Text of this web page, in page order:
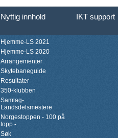
Nyttig innhold IKT support
Hjemme-LS 2021
Hjemme-LS 2020
Arrangementer
Skytebaneguide
Resultater
350-klubben
Samlag-
Landsdelsmestere
Norgestoppen - 100 på
topp -
Søk